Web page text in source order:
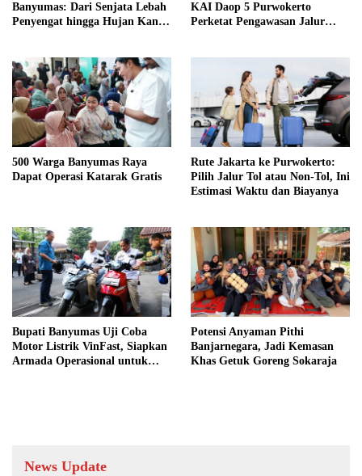
Banyumas: Dari Senjata Lebah
Penyengat hingga Hujan Kanon
KAI Daop 5 Purwokerto
Perketat Pengawasan Jalur
500 Warga Banyumas Raya
Dapat Operasi Katarak Gratis
Rute Jakarta ke Purwokerto:
Pilih Jalur Tol atau Non-Tol, Ini
Estimasi Waktu dan Biayanya
Bupati Banyumas Uji Coba
Motor Listrik VinFast, Siapkan
Armada Operasional untuk
Potensi Anyaman Pithi
Banjarnegara, Jadi Kemasan
Khas Getuk Goreng Sokaraja
News Update